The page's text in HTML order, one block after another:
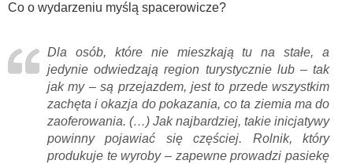
Co o wydarzeniu myślą spacerowicze?
Dla osób, które nie mieszkają tu na stałe, a
jedynie odwiedzają region turystycznie lub – tak
jak my – są przejazdem, jest to przede wszystkim
zachęta i okazja do pokazania, co ta ziemia ma do
zaoferowania. (…) Jak najbardziej, takie inicjatywy
powinny pojawiać się częściej. Rolnik, który
produkuje te wyroby – zapewne prowadzi pasiekę